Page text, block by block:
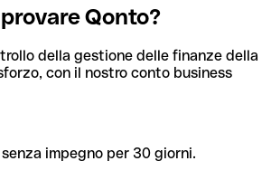
Qonto?
della gestione delle finanze della
con il nostro conto business
impegno per 30 giorni.